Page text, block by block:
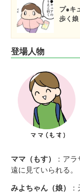
プ●キ
歩く
登場人物
ママ（もす）
：ア
遠に見ていられる。
みよちゃん（娘）